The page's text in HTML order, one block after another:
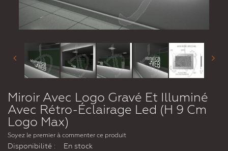
Miroir Avec Logo Gravé Et Illuminé
Avec Rétro-Éclairage Led (H 9 Cm
Logo Max)
Soyez le premier à commenter ce produit
Disponibilité :
En stock